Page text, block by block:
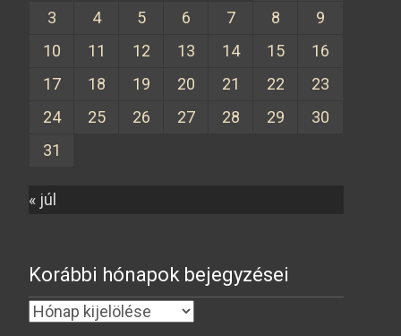
3
4 5 6 7 8
9
10
11 12 13 14 15
16
17
18 19 20 21 22
23
24
25 26 27 28 29
30
31
« júl
Korábbi hónapok bejegyzései